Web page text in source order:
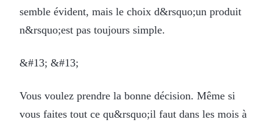
semble évident, mais le choix d&rsquo;un produit
n&rsquo;est pas toujours simple.
&#13; &#13;
Vous voulez prendre la bonne décision. Même si
vous faites tout ce qu&rsquo;il faut dans les mois à